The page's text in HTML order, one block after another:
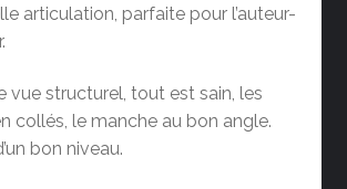
articulation, parfaite pour l’auteur-
vue structurel, tout est sain, les
collés, le manche au bon angle.
bon niveau.